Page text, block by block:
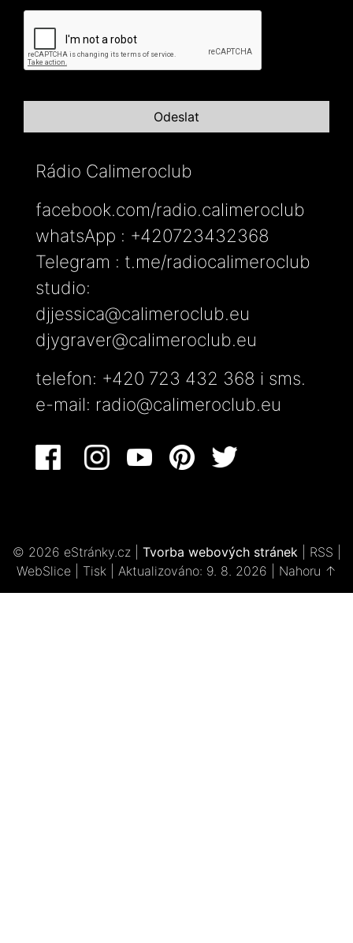
Rádio Calimeroclub
facebook.com/radio.calimeroclub
whatsApp : +420723432368
Telegram : t.me/radiocalimeroclub
studio:
djjessica@calimeroclub.eu
djygraver@calimeroclub.eu
telefon: +420 723 432 368 i sms.
e-mail: radio@calimeroclub.eu
© 2026 eStránky.cz Tvorba webových stránek| RSS
WebSlice
Tisk Aktualizováno: 9. 8. 2026 Nahoru ↑